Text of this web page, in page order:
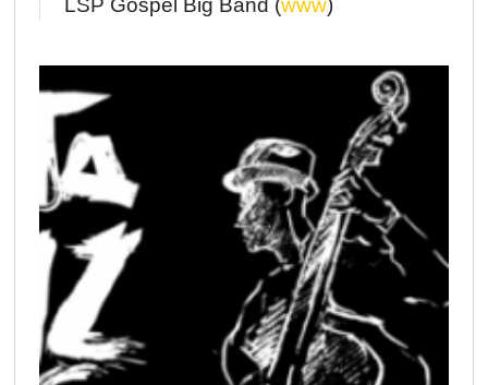
LSP Gospel Big Band (www)